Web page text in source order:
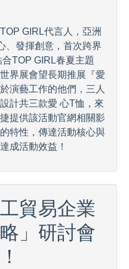
GIRL代言人，亞洲
、發揮創意，首次跨界
TOP GIRL春夏主題
界展會望長期推展『愛
演藝工作的他們，三人
計共三款愛 心T恤，來
提供該活動官網相關影
特性，傳達活動核心與
成活動效益！
貿易企業
」研討會